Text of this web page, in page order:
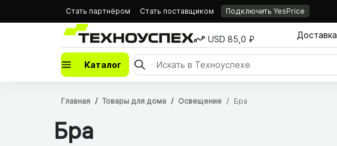
Стать партнёром Стать поставщиком Подключить YesPrice
USD 85,0 ₽ Доставка
Каталог
Главная Товары для дома Освещение Бра
Бра